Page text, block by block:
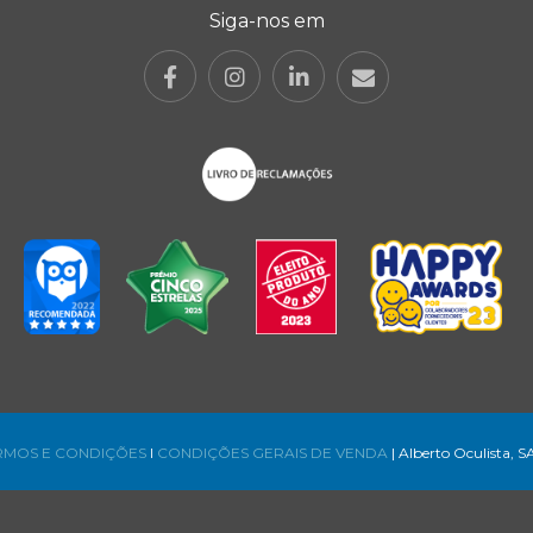
Siga-nos em
E CONDIÇÕES l CONDIÇÕES GERAIS DE VENDA | Alberto Oculista,